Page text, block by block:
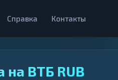
Справка Контакты
на ВТБ RUB